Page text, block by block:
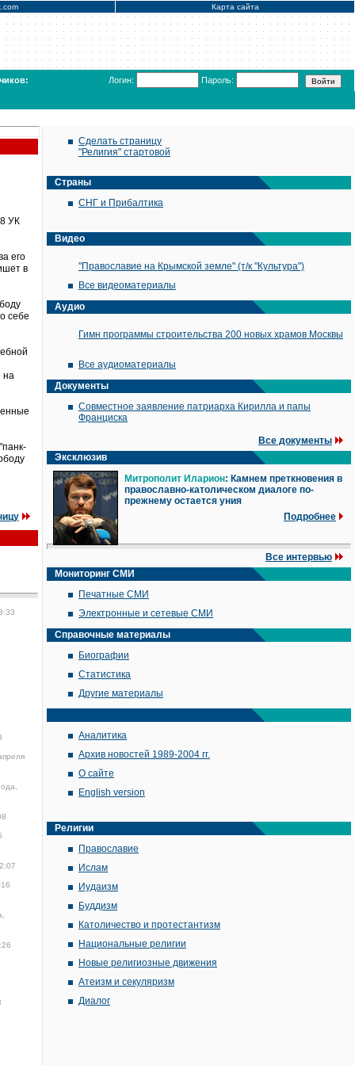
Карта сайта
Логин: Пароль:
УК
его
в
себе
на
Сделать страницу
"Религия" стартовой
Страны
СНГ и Прибалтика
Видео
"Православие на Крымской земле" (т/к "Культура")
Все видеоматериалы
Аудио
Гимн программы строительства 200 новых храмов Москвы
Все аудиоматериалы
Документы
Совместное заявление патриарха Кирилла и папы
Франциска
Все документы
Эксклюзив
Митрополит Иларион: Камнем преткновения в
православно-католическом диалоге по-
прежнему остается уния
Подробнее
Все интервью
Мониторинг СМИ
Печатные СМИ
Электронные и сетевые СМИ
Справочные материалы
Биографии
Статистика
Другие материалы
Аналитика
Архив новостей 1989-2004 гг.
О сайте
English version
Религии
Православие
Ислам
Иудаизм
Буддизм
Католичество и протестантизм
Национальные религии
Новые религиозные движения
Атеизм и секуляризм
Диалог